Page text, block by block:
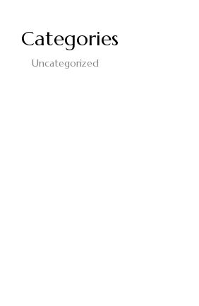
Categories
Uncategorized